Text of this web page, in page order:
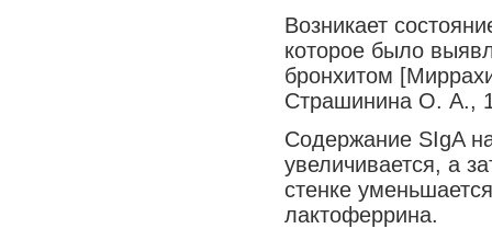
Возникает
которое было
бронхитом
Страшинина О. А.,
Содержание SIgA
увеличивается, а
стенке
лактоферрина.